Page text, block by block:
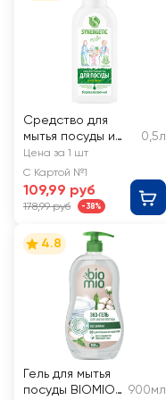
Средство для
мытья посуды и
детских игрушек
SYNERGETIC
биоразлагаемое с
ароматом алоэ
0,5л
Цена за 1 шт
С Картой №1
109,99 руб
178,99 руб -38%
4.8
Гель для мытья
посуды BIOMIO
900мл